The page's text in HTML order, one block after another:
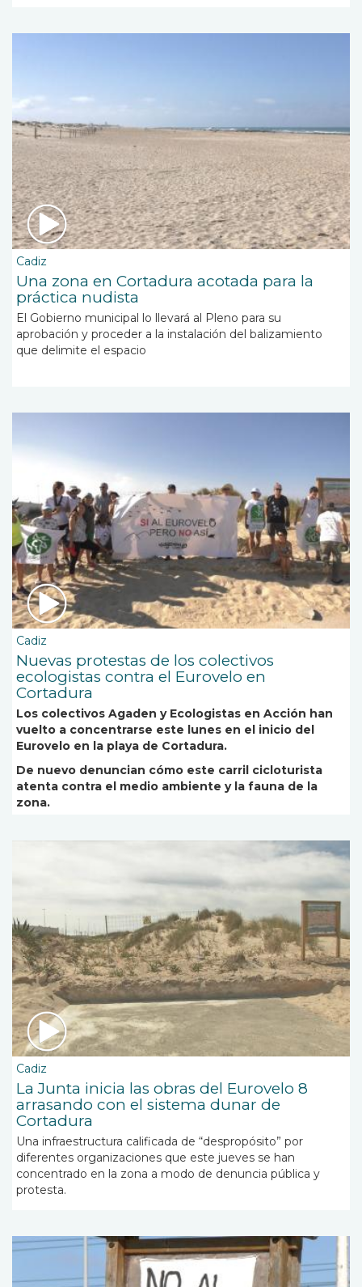
Cadiz
Una zona en Cortadura acotada para la
práctica nudista
El Gobierno municipal lo llevará al Pleno para su
aprobación y proceder a la instalación del balizamiento
que delimite el espacio
Cadiz
Nuevas protestas de los colectivos
ecologistas contra el Eurovelo en
Cortadura
Los colectivos Agaden y Ecologistas en Acción han
vuelto a concentrarse este lunes en el inicio del
Eurovelo en la playa de Cortadura.
De nuevo denuncian cómo este carril cicloturista
atenta contra el medio ambiente y la fauna de la
zona.
Cadiz
La Junta inicia las obras del Eurovelo 8
arrasando con el sistema dunar de
Cortadura
Una infraestructura calificada de “despropósito” por
diferentes organizaciones que este jueves se han
concentrado en la zona a modo de denuncia pública y
protesta.